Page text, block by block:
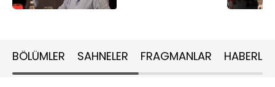
BÖLÜMLER SAHNELER FRAGMANLAR HABERLER